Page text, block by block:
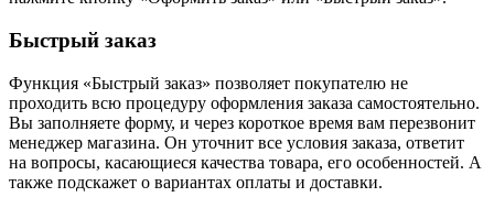
Быстрый заказ
Функция «Быстрый заказ» позволяет покупателю не
проходить всю процедуру оформления заказа самостоятельно.
Вы заполняете форму, и через короткое время вам перезвонит
менеджер магазина. Он уточнит все условия заказа, ответит
на вопросы, касающиеся качества товара, его особенностей. А
также подскажет о вариантах оплаты и доставки.